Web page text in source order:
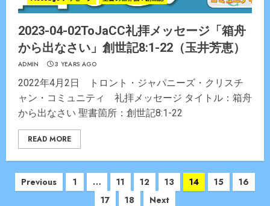
2023-04-02ToJaCC礼拝メッセージ「箱舟
から出なさい」創世記8:1-22（玉井芳恵）
ADMIN 3 YEARS AGO
2022年4月2日 トロント・ジャパニーズ・クリスチ
ャン・コミュニティ 礼拝メッセージ タイトル：箱舟
から出なさい 聖書箇所：創世記8:1-22
READ MORE
Posts
Previous 1 … 11 12 13 14 15
16
17
18 Next